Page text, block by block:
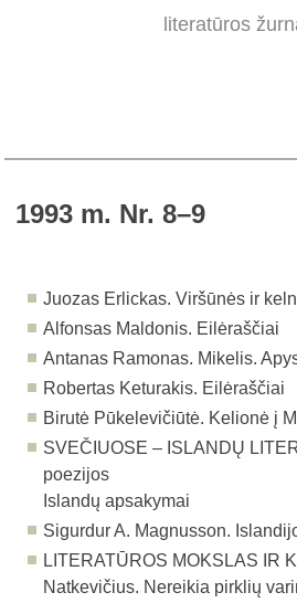
literatūros
1993 m. Nr. 8–9
Juozas Erlickas. Viršūnės ir
Alfonsas Maldonis. Eilėraščiai
Antanas Ramonas. Mikelis.
Robertas Keturakis. Eilėraščiai
Birutė Pūkelevičiūtė. Kelionė į
SVEČIUOSE – ISLANDŲ
poezijos
Islandų apsakymai
Sigurdur A. Magnusson.
LITERATŪROS MOKSLAS IR
Natkevičius. Nereikia pirklių